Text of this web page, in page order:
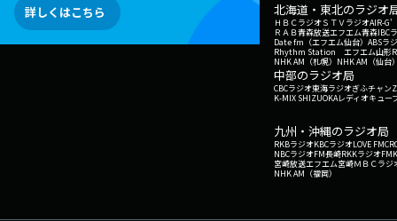
詳しくはこちら
北海道・東北のラジオ
ＨＢＣラジオＳＴＶラジオAIR-G'
ＲＡＢ青森放送エフエム青森IBC
Date fm（エフエム仙台） ABSラ
Rhythm Station エフエム山形
NHK AM（札幌） NHK AM（仙台
中部のラジオ局
CBCラジオ東海ラジオぎふチャン
K-MIX SHIZUOKAレディオキュー
九州・沖縄のラジオ局
RKBラジオKBCラジオLOVE FM
NBCラジオFM長崎RKKラジオ
宮崎放送エフエム宮崎ＭＢＣラジ
NHK AM（福岡）